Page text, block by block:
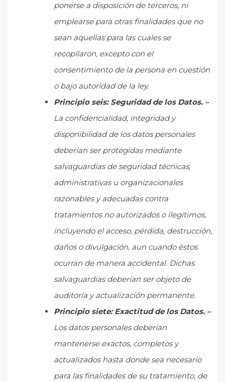
ponerse a disposición de terceros, ni
emplearse para otras finalidades que no
sean aquellas para las cuales se
recopilaron, excepto con el
consentimiento de la persona en cuestión
o bajo autoridad de la ley.
Principio seis: Seguridad de los Datos. –
La confidencialidad, integridad y
disponibilidad de los datos personales
deberían ser protegidas mediante
salvaguardias de seguridad técnicas,
administrativas u organizacionales
razonables y adecuadas contra
tratamientos no autorizados o ilegítimos,
incluyendo el acceso, pérdida, destrucción,
daños o divulgación, aun cuando éstos
ocurran de manera accidental. Dichas
salvaguardias deberían ser objeto de
auditoría y actualización permanente.
Principio siete: Exactitud de los Datos. –
Los datos personales deberían
mantenerse exactos, completos y
actualizados hasta donde sea necesario
para las finalidades de su tratamiento, de